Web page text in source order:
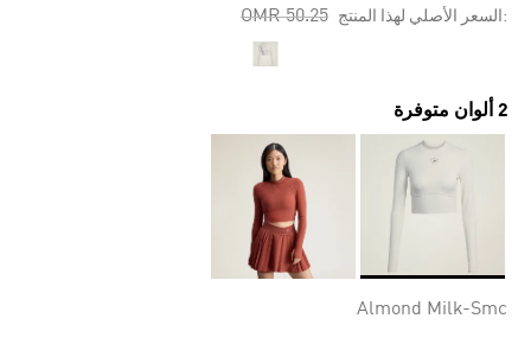
:السعر الأصلي لهذا المنتج Price reduced from
OMR 50.25
to
2 ألوان متوفرة
Almond Milk-Smc